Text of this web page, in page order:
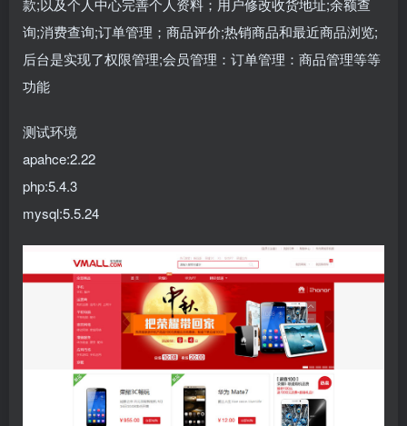
款;以及个人中心完善个人资料；用户修改收货地址;余额查
询;消费查询;订单管理；商品评价;热销商品和最近商品浏览;
后台是实现了权限管理;会员管理：订单管理：商品管理等等
功能
测试环境
apahce:2.22
php:5.4.3
mysql:5.5.24